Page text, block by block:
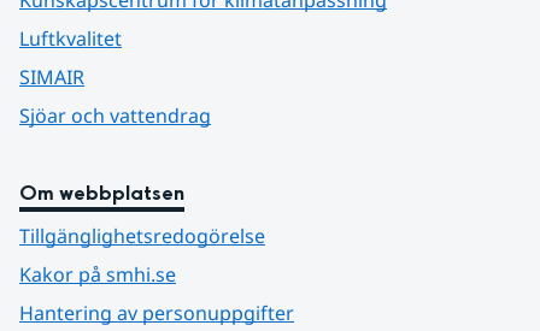
Luftkvalitet
SIMAIR
Sjöar och vattendrag
Om webbplatsen
Tillgänglighetsredogörelse
Kakor på smhi.se
Hantering av personuppgifter